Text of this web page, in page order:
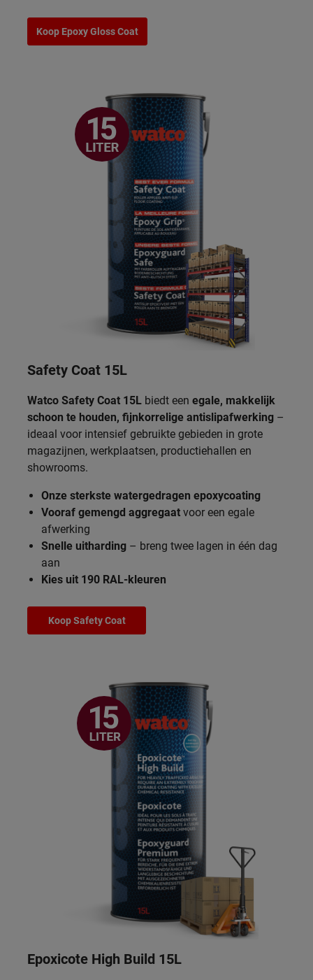
Koop Epoxy Gloss Coat
Safety Coat 15L
Watco Safety Coat 15L biedt een egale, makkelijk
schoon te houden, fijnkorrelige antislipafwerking –
ideaal voor intensief gebruikte gebieden in grote
magazijnen, werkplaatsen, productiehallen en
showrooms.
Onze sterkste watergedragen epoxycoating
Vooraf gemengd aggregaat voor een egale
afwerking
Snelle uitharding – breng twee lagen in één dag
aan
Kies uit 190 RAL-kleuren
Koop Safety Coat
Epoxicote High Build 15L